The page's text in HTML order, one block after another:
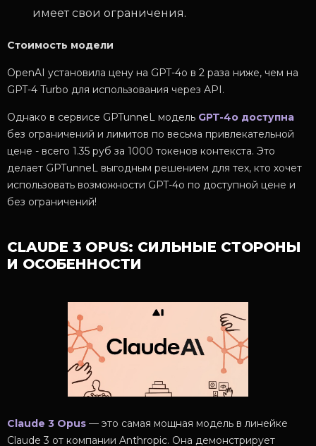
имеет свои ограничения.
Стоимость модели
OpenAI установила цену на GPT-4o в 2 раза ниже, чем на
GPT-4 Turbo для использования через API.
Однако в сервисе GPTunneL модель GPT-4o доступна
без ограничений и лимитов по весьма привлекательной
цене - всего 1.35 руб за 1000 токенов контекста. Это
делает GPTunneL выгодным решением для тех, кто хочет
использовать возможности GPT-4o по доступной цене и
без ограничений!
CLAUDE 3 OPUS: СИЛЬНЫЕ СТОРОНЫ
И ОСОБЕННОСТИ
Claude 3 Opus — это самая мощная модель в линейке
Claude 3 от компании Anthropic. Она демонстрирует